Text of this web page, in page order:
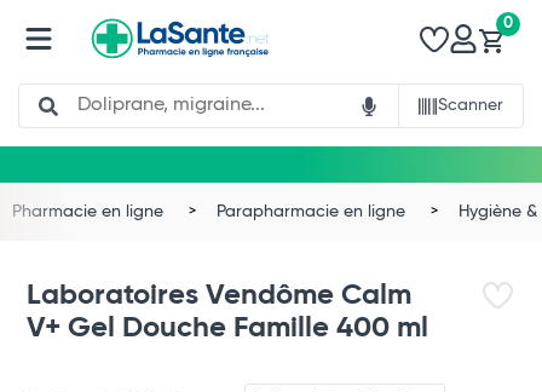
Search
Scanner
0
Pharmacie en ligne Parapharmacie en ligne Hygiène
Laboratoires Vendôme Calm
V+ Gel Douche Famille 400 ml